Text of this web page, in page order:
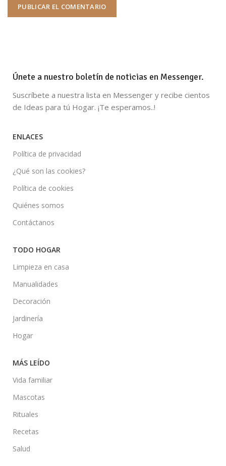
Únete a nuestro boletín de noticias en Messenger.
Suscríbete a nuestra lista en Messenger y recibe cientos
de Ideas para tú Hogar. ¡Te esperamos..!
ENLACES
Política de privacidad
¿Qué son las cookies?
Política de cookies
Quiénes somos
Contáctanos
TODO HOGAR
Limpieza en casa
Manualidades
Decoración
Jardinería
Hogar
MÁS LEÍDO
Vida familiar
Mascotas
Rituales
Recetas
Salud